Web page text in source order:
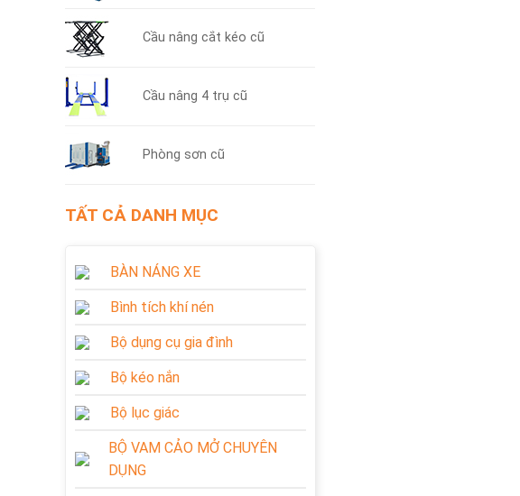
Cầu nâng cắt kéo cũ
Cầu nâng 4 trụ cũ
Phòng sơn cũ
TẤT CẢ DANH MỤC
BÀN NÁNG XE
Bình tích khí nén
Bộ dụng cụ gia đình
Bộ kéo nắn
Bộ lục giác
BỘ VAM CẢO MỞ CHUYÊN
DỤNG